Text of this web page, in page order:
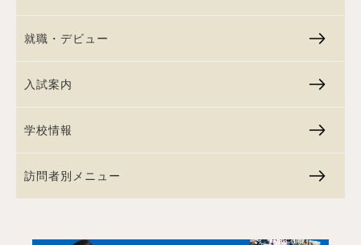
就職・デビュー
入試案内
学校情報
訪問者別メニュー